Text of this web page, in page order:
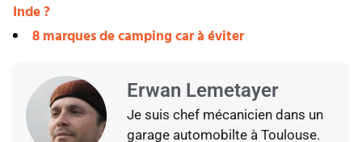
Inde ?
8 marques de camping car à éviter
Erwan Lemetayer
Je suis chef mécanicien dans un
garage automobilte à Toulouse.